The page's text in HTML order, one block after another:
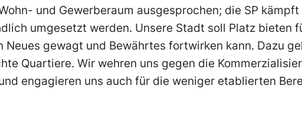
und Gewerberaum ausgesprochen; die SP
umgesetzt werden. Unsere Stadt soll Platz bieten
Neues gewagt und Bewährtes fortwirken kann. Dazu
Quartiere. Wir wehren uns gegen die
engagieren uns auch für die weniger etablierten